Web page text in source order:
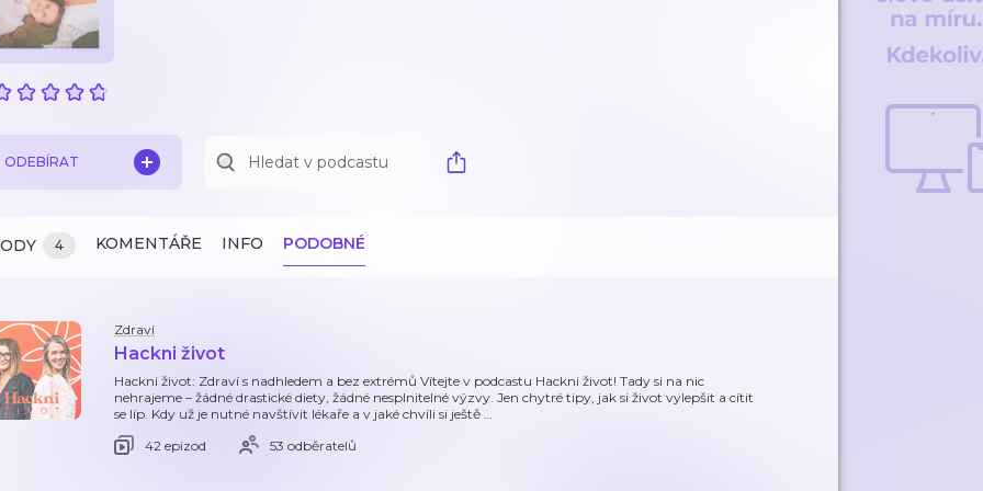
ODEBÍRAT
4 KOMENTÁŘE INFO PODOBNÉ
Zdraví
Hackni život
Hackni život: Zdraví s nadhledem a bez extrémů Vítejte v podcastu Hackni život! Tady si na nic
nehrajeme – žádné drastické diety, žádné nesplnitelné výzvy. Jen chytré tipy, jak si život vylepšit a cítit
se líp. Kdy už je nutné navštívit lékaře a v jaké chvíli si ještě …
42 epizod
53 odběratelů